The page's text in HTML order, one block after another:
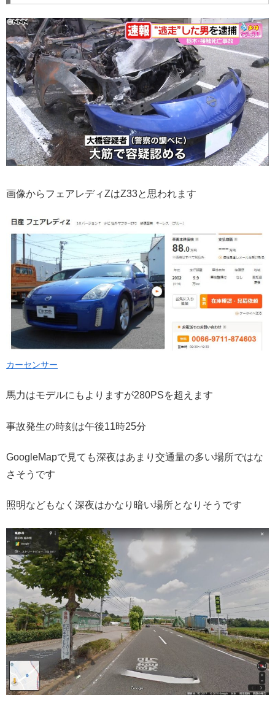
画像からフェアレディZはZ33と思われます
カーセンサー
馬力はモデルにもよりますが280PSを超えます
事故発生の時刻は午後11時25分
GoogleMapで見ても深夜はあまり交通量の多い場所ではな
さそうです
照明などもなく深夜はかなり暗い場所となりそうです